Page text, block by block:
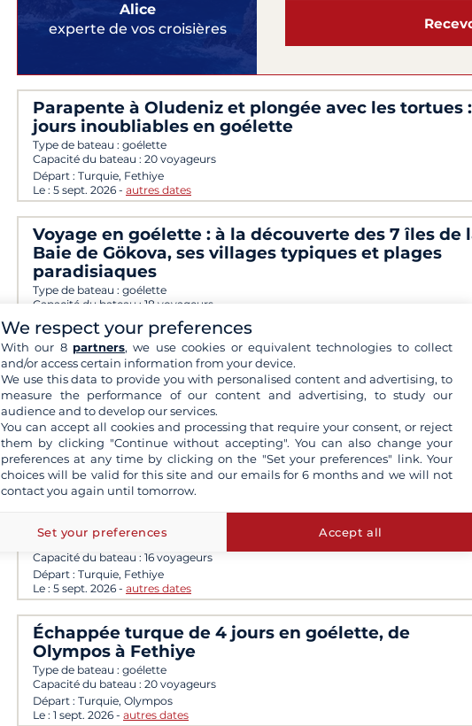
Alice
experte de vos croisières
Parapente à Oludeniz et plongée avec les tortues
jours inoubliables en goélette
Type de bateau : goélette
Capacité du bateau : 20 voyageurs
Départ : Turquie, Fethiye
Le : 5 sept. 2026 - autres dates
Voyage en goélette : à la découverte des 7 îles de
Baie de Gökova, ses villages typiques et plages
paradisiaques
Type de bateau : goélette
Capacité du bateau : 18 voyageurs
Départ :
Turquie, Bodrum
Le :5 sept. 2026- autres dates
Découverte magique de Santorin et les Cyclades
Sud avec une escale en Turquie
Type de bateau :voilier 4 mâts
Capacité du bateau :166 voyageurs
Départ : Grèce, Le Pirée
Le :19 sept. 2026- autres dates
secrètes et trésors antiques, de Fethiye à Olympos
Type de bateau :
Capacité du bateau : 16 voyageurs
Départ : Turquie, Fethiye
Le : 5 sept. 2026 - autres dates
Échappée turque de 4 jours en goélette, de
Olympos à Fethiye
Type de bateau : goélette
Capacité du bateau : 20 voyageurs
Départ : Turquie, Olympos
Le : 1 sept. 2026 - autres dates
We respect your preferences
With our 8 partners, we use cookies or equivalent technologies to collect
and/or access certain information from your device.
We use this data to provide you with personalised content and advertising, to
measure the performance of our content and advertising, to study our
audience and to develop our services.
You can accept all cookies and processing that require your consent, or reject
them by clicking "Continue without accepting". You can also change your
preferences at any time by clicking on the "Set your preferences" link. Your
choices will be valid for this site and our emails for 6 months and we will not
contact you again until tomorrow.
Set your preferences Accept all